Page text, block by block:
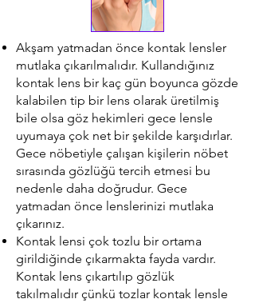
Akşam yatmadan önce kontak lensler
mutlaka çıkarılmalıdır. Kullandığınız
kontak lens bir kaç gün boyunca gözde
kalabilen tip bir lens olarak üretilmiş
bile olsa göz hekimleri gece lensle
uyumaya çok net bir şekilde karşıdırlar.
Gece nöbetiyle çalışan kişilerin nöbet
sırasında gözlüğü tercih etmesi bu
nedenle daha doğrudur. Gece
yatmadan önce lenslerinizi mutlaka
çıkarınız.
Kontak lensi çok tozlu bir ortama
girildiğinde çıkarmakta fayda vardır.
Kontak lens çıkartılıp gözlük
takılmalıdır çünkü tozlar kontak lensle